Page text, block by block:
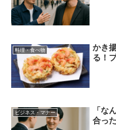
料理・食べ物
かき
る！
ビジネス・マナー
「な
合っ